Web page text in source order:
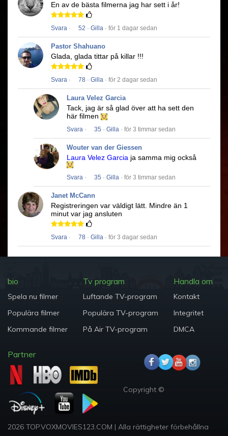
En av de bästa filmerna jag har sett i år!
Svara · 52 · Gilla · för 1 dagar sedan
Pastor Shahuano
Glada, glada tittar på killar !!!
Svara · 78 · Gilla · för 2 dagar sedan
Laura Velez Garcia
Tack, jag är så glad över att ha sett den
här filmen
Svara · 35 · Gilla · för 3 timmar sedan
Wouter van der Giessen
Laura Velez Garcia ja samma mig också
Svara · 35 · Gilla · för 3 timmar sedan
Janet McCann
Registreringen var väldigt lätt. Mindre än 1
minut var jag ansluten
Svara · 78 · Gilla · för 3 dagar sedan
bio
Spela nu filmer
Populära filmer
Kommande filmer
Tv program
Luftande TV-program
Populära TV-program
På Air TV-program
Handla om
Kontakt
Integritet
DMCA
Partner
Copyright ©
2026 TOP.VOXMOVIES123.COM | Alla rättigheter förbehållna